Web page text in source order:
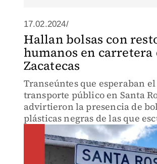
17.02.2024/
Hallan bolsas con
humanos en carretera
Zacatecas
Transeúntes que esperaban el
transporte público en Santa
advirtieron la presencia de
plásticas negras de las que
sangre, por lo que se activó
de seguridad.